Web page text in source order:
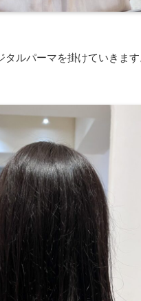
タルパーマを掛けていきます